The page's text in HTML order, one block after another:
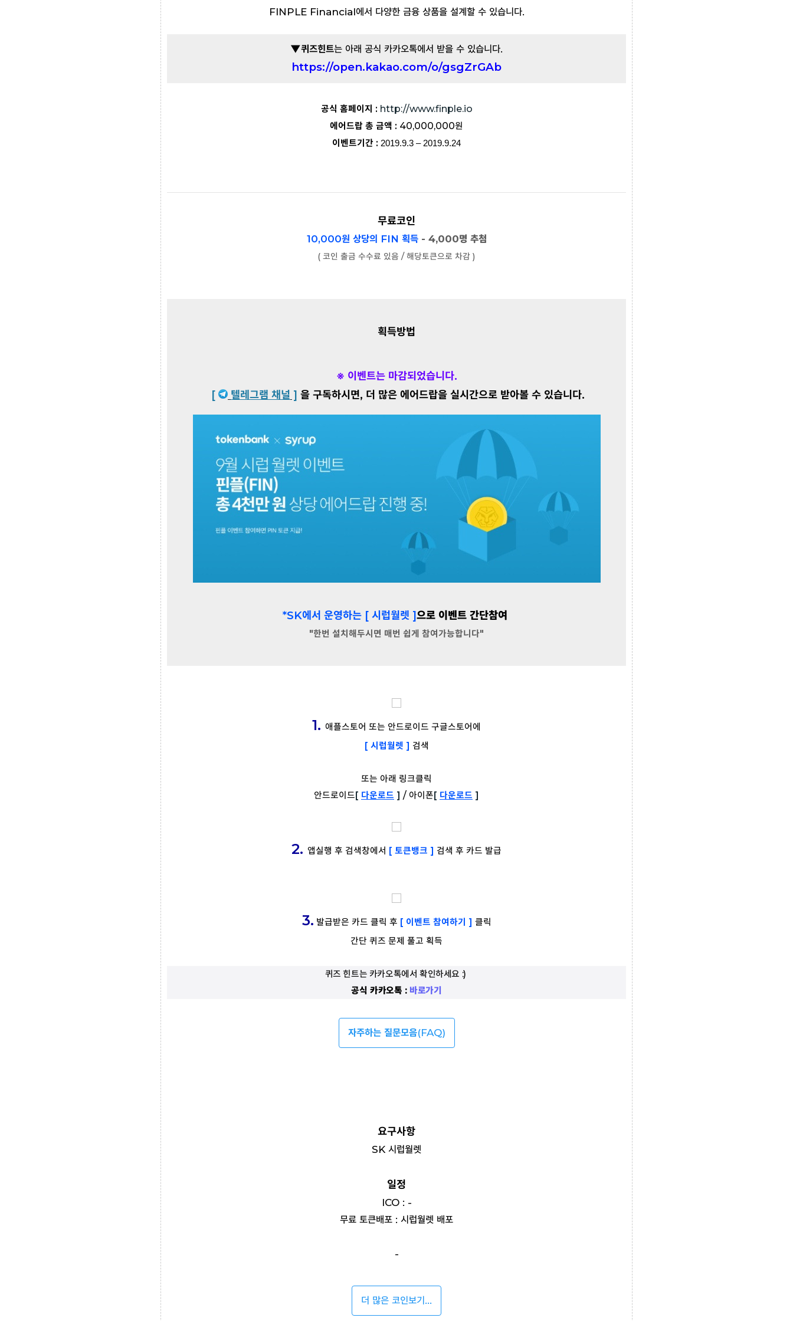
FINPLE Financial에서 다양한 금융 상품을 설계할 수 있습니다.
▼퀴즈힌트는 아래 공식 카카오톡에서 받을 수 있습니다.
https://open.kakao.com/o/gsgZrGAb
공식 홈페이지 : http://www.finple.io
에어드랍 총 금액 : 40,000,000원
이벤트기간 : 2019.9.3 – 2019.9.24
무료코인
10,000원 상당의 FIN 획득- 4,000명 추첨
( 코인 출금 수수료 있음 / 해당토큰으로 차감 )
획득방법
※ 이벤트는 마감되었습니다.
[
텔레그램 채널 ] 을 구독하시면, 더 많은 에어드랍을 실시간으로 받아볼 수 있습니다.
*SK에서 운영하는 [ 시럽월렛 ]으로 이벤트 간단참여
"한번 설치해두시면 매번 쉽게 참여가능합니다"
1. 애플스토어 또는 안드로이드 구글스토어에
[ 시럽월렛 ] 검색
또는 아래 링크클릭
안드로이드[ 다운로드 ] / 아이폰[ 다운로드 ]
2. 앱실행 후 검색창에서 [ 토큰뱅크 ] 검색 후 카드 발급
3. 발급받은 카드 클릭 후 [ 이벤트 참여하기 ] 클릭
간단 퀴즈 문제 풀고 획득
퀴즈 힌트는 카카오톡에서 확인하세요 :)
공식 카카오톡 : 바로가기
자주하는 질문모음(FAQ)
요구사항
SK 시럽월렛
일정
ICO : -
무료 토큰배포 : 시럽월렛 배포
-
더 많은 코인보기...